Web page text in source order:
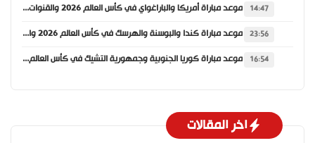
14:47 موعد مباراة أمريكا والباراغواي في كأس العالم 2026 والقنوات الناقلة
23:56 موعد مباراة كندا والبوسنة والهرسك في كأس العالم 2026 والقنوات الناقلة
16:54 موعد مباراة كوريا الجنوبية وجمهورية التشيك في كأس العالم 2026 والقنوات الناقلة
اخر المقالات